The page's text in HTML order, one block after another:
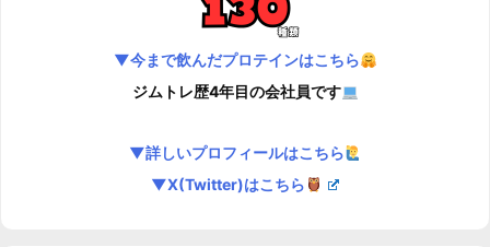
▼今まで飲んだプロテインはこちら
ジムトレ歴4年目の会社員です
▼詳しいプロフィールはこちら
▼X(Twitter)はこちら